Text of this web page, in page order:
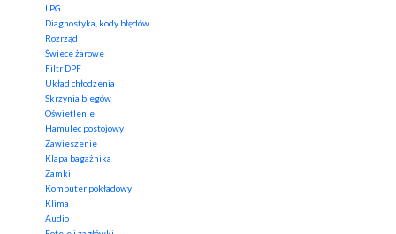
LPG
Diagnostyka, kody błędów
Rozrząd
Świece żarowe
Filtr DPF
Układ chłodzenia
Skrzynia biegów
Oświetlenie
Hamulec postojowy
Zawieszenie
Klapa bagażnika
Zamki
Komputer pokładowy
Klima
Audio